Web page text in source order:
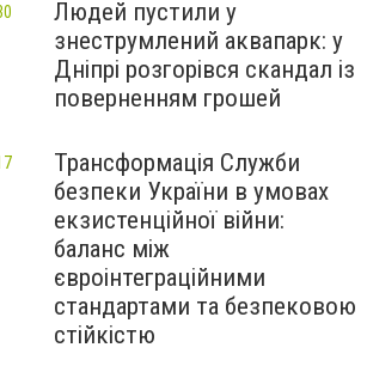
Людей пустили у
знеструмлений аквапарк: у
Дніпрі розгорівся скандал із
поверненням грошей
Трансформація Служби
безпеки України в умовах
екзистенційної війни:
баланс між
євроінтеграційними
стандартами та безпековою
стійкістю